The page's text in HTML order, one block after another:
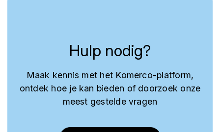
Hulp nodig?
Maak kennis met het Komerco-platform,
ontdek hoe je kan bieden of doorzoek onze
meest gestelde vragen